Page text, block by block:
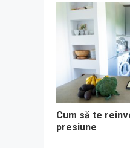
Cum să te
presiune